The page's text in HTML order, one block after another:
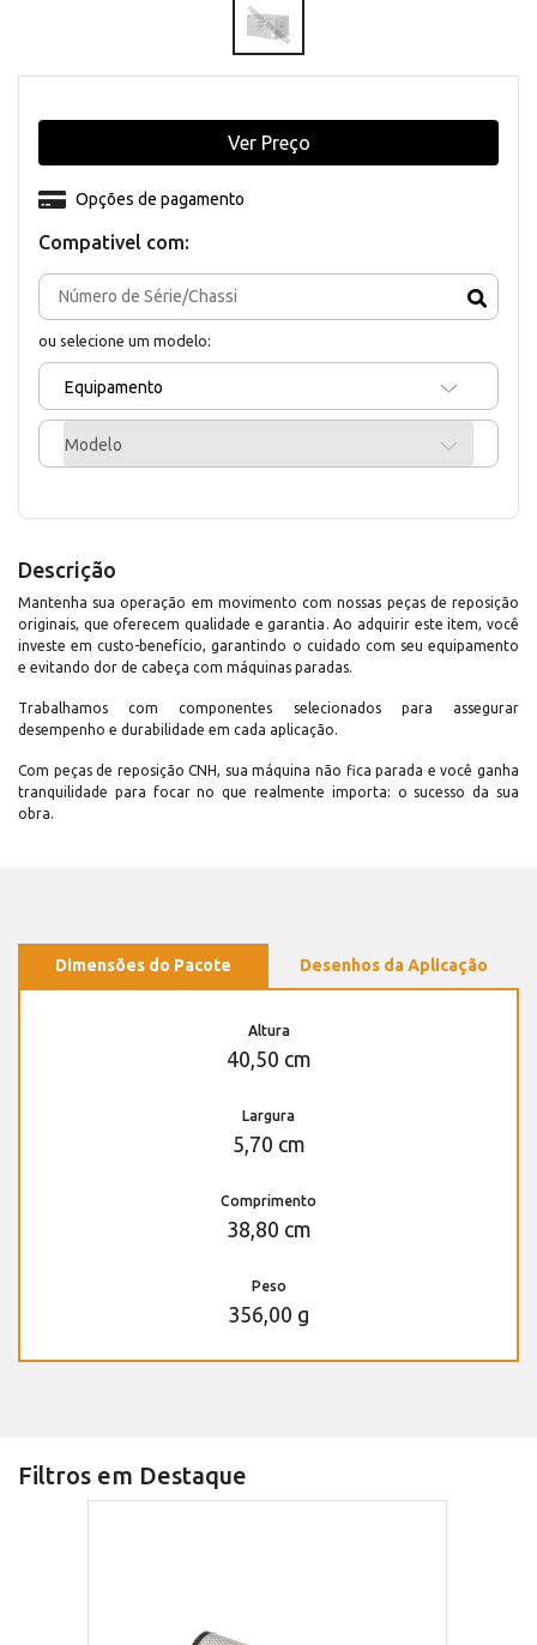
Compativel com:
ou selecione um modelo:
Equipamento
Modelo
Opções de pagamento
Ver Preço
Descrição
Mantenha sua operação em movimento com nossas peças de reposição
originais, que oferecem qualidade e garantia. Ao adquirir este item, você
investe em custo-benefício, garantindo o cuidado com seu equipamento
e evitando dor de cabeça com máquinas paradas.
Trabalhamos com componentes selecionados para assegurar
desempenho e durabilidade em cada aplicação.
Com peças de reposição CNH, sua máquina não fica parada e você ganha
tranquilidade para focar no que realmente importa: o sucesso da sua
obra.
Dimensões do Pacote Desenhos da Aplicação
Altura
40,50 cm
Largura
5,70 cm
Comprimento
38,80 cm
Peso
356,00 g
Filtros em Destaque